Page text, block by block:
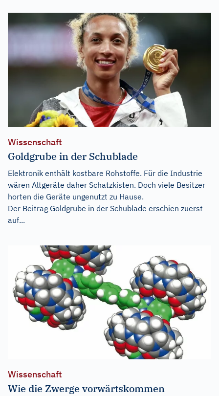
Wissenschaft
Goldgrube in der Schublade
Elektronik enthält kostbare Rohstoffe. Für die Industrie
wären Altgeräte daher Schatzkisten. Doch viele Besitzer
horten die Geräte ungenutzt zu Hause.
Der Beitrag Goldgrube in der Schublade erschien zuerst
auf...
Wissenschaft
Wie die Zwerge vorwärtskommen